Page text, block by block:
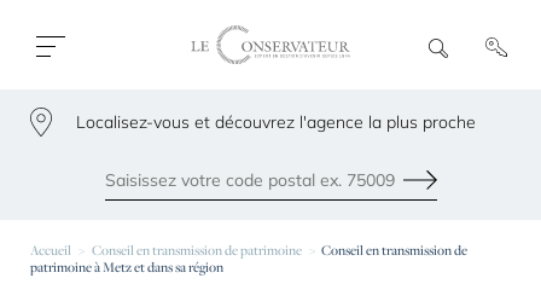
Ouvrir
menu
R
e
h
e
Localisez-vous et découvrez l'agence la plus proche
Envoyer
79300
Accueil Conseil en transmission de patrimoine
Conseil en transmission de
patrimoine à Metz et dans sa région